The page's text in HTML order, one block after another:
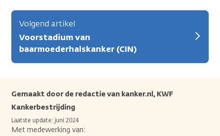
Volgend artikel
Voorstadium van
baarmoederhalskanker (CIN)
Gemaakt door de redactie van kanker.nl, KWF
Kankerbestrijding
Laatste update: juni 2024
Met medewerking van: